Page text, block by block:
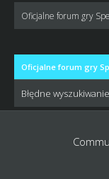
Oficjalne forum gry
Oficjalne forum gry
Błędne